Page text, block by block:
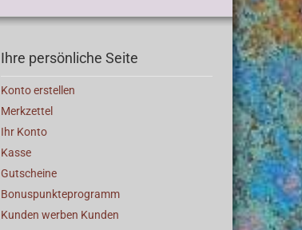
Ihre persönliche Seite
Konto erstellen
Merkzettel
Ihr Konto
Kasse
Gutscheine
Bonuspunkteprogramm
Kunden werben Kunden